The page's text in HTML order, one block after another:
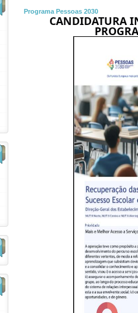
Programa Pessoas 2030
CANDIDATURA